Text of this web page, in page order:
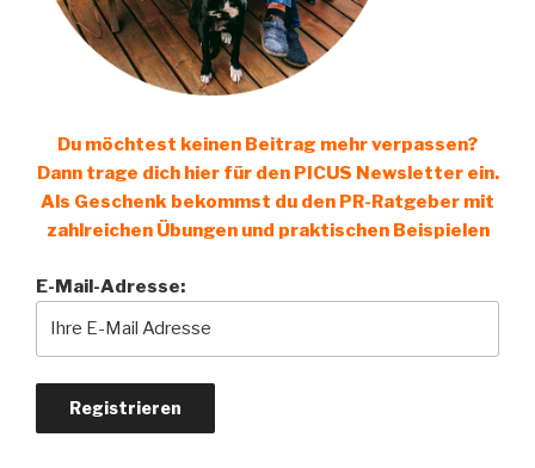
Du möchtest keinen Beitrag mehr verpassen?
Dann trage dich hier für den PICUS Newsletter ein.
Als Geschenk bekommst du den PR-Ratgeber mit
zahlreichen Übungen und praktischen Beispielen
E-Mail-Adresse: